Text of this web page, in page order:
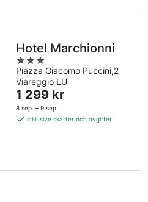
Hotel Marchionni
3
out
of
5
Piazza Giacomo Puccini,2
Viareggio LU
Priset
är
1 299 kr
1 299 kr
8 sep. – 9 sep.
inklusive skatter och avgifter